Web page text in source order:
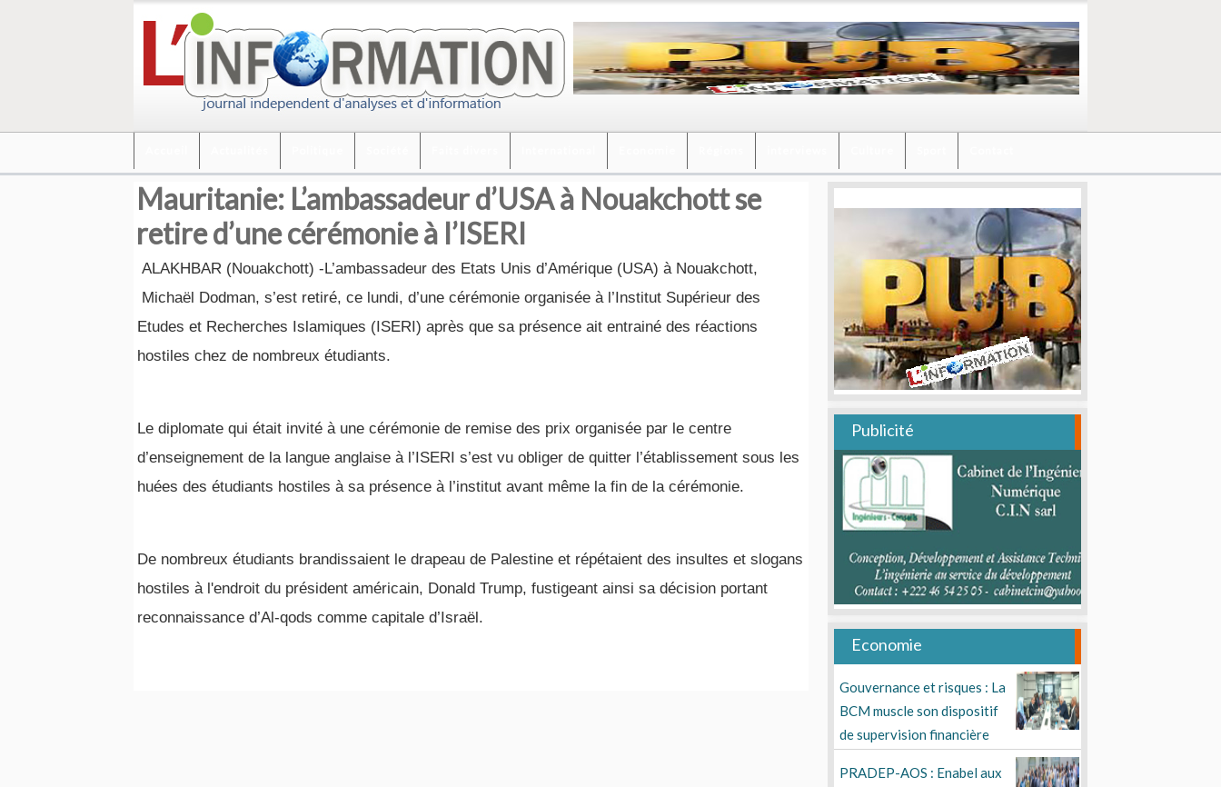
Publicité
Economie
Gouvernance et risques : La
BCM muscle son dispositif
de supervision financière
PRADEP-AOS : Enabel aux
Mauritanie: L’ambassadeur d’USA à Nouakchott se
retire d’une cérémonie à l’ISERI
ALAKHBAR (Nouakchott) -L’ambassadeur des Etats Unis d’Amérique (USA) à Nouakchott,
Michaël Dodman, s’est retiré, ce lundi, d’une cérémonie organisée à l’Institut Supérieur des
Etudes et Recherches Islamiques (ISERI) après que sa présence ait entrainé des réactions
hostiles chez de nombreux étudiants.
Le diplomate qui était invité à une cérémonie de remise des prix organisée par le centre
d’enseignement de la langue anglaise à l’ISERI s’est vu obliger de quitter l’établissement sous les
huées des étudiants hostiles à sa présence à l’institut avant même la fin de la cérémonie.
De nombreux étudiants brandissaient le drapeau de Palestine et répétaient des insultes et slogans
hostiles à l'endroit du président américain, Donald Trump, fustigeant ainsi sa décision portant
reconnaissance d’Al-qods comme capitale d’Israël.